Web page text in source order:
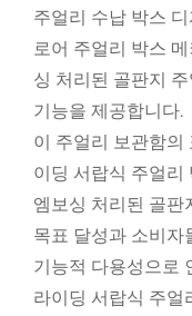
주얼리 수납 박스
로어 주얼리 박스
싱 처리된 골판지
기능을 제공합니다.
이 주얼리 보관함의
이딩 서랍식 주얼리
엠보싱 처리된 골판
목표 달성과 소비자
기능적 다용성으로
라이딩 서랍식 주얼